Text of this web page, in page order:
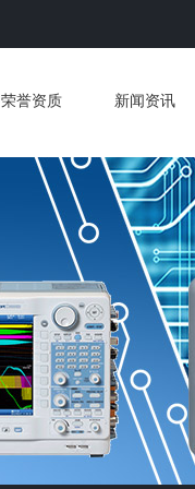
荣誉资质 新闻资讯